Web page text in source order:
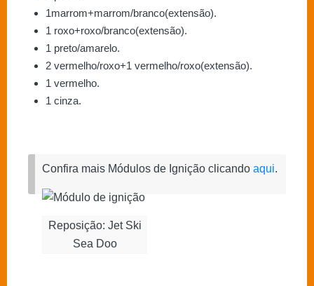
1marrom+marrom/branco(extensão).
1 roxo+roxo/branco(extensão).
1 preto/amarelo.
2 vermelho/roxo+1 vermelho/roxo(extensão).
1 vermelho.
1 cinza.
Confira mais Módulos de Ignição clicando aqui.
Reposição: Jet Ski
Sea Doo